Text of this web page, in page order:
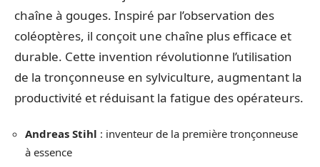
chaîne à gouges. Inspiré par l’observation des
coléoptères, il conçoit une chaîne plus efficace et
durable. Cette invention révolutionne l’utilisation
de la tronçonneuse en sylviculture, augmentant la
productivité et réduisant la fatigue des opérateurs.
Andreas Stihl : inventeur de la première tronçonneuse
à essence